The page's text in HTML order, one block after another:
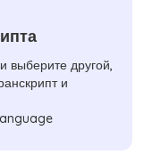
выберите другой,
и